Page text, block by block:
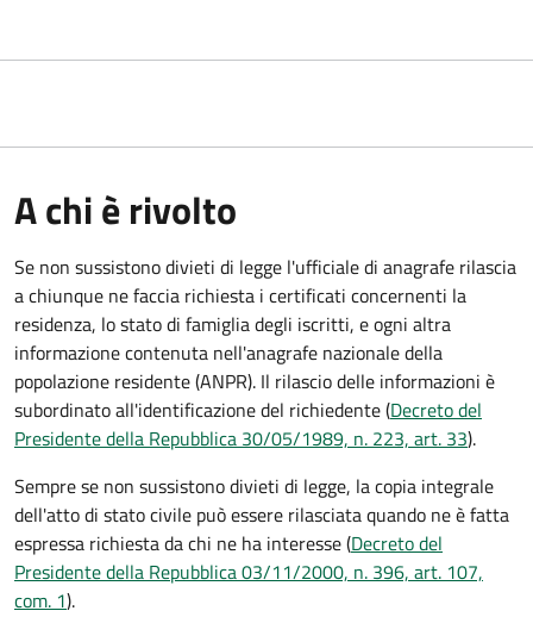
A chi è rivolto
Se non sussistono divieti di legge l'ufficiale di anagrafe rilascia
a chiunque ne faccia richiesta i certificati concernenti la
residenza, lo stato di famiglia degli iscritti, e ogni altra
informazione contenuta nell'anagrafe nazionale della
popolazione residente (ANPR). Il rilascio delle informazioni è
subordinato all'identificazione del richiedente (Decreto del
Presidente della Repubblica 30/05/1989, n. 223, art. 33).
Sempre se non sussistono divieti di legge, la copia integrale
dell'atto di stato civile può essere rilasciata quando ne è fatta
espressa richiesta da chi ne ha interesse (Decreto del
Presidente della Repubblica 03/11/2000, n. 396, art. 107,
com. 1).